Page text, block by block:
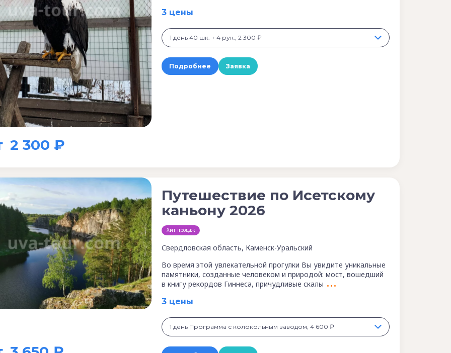
2 300 ₽
3 цены
1 день 40 шк. + 4 рук., 2 300 ₽
Подробнее Заявка
Путешествие по Исетскому
каньону 2026
Хит продаж
Свердловская область, Каменск-Уральский
Во время этой увлекательной прогулки Вы увидите уникальные
памятники, созданные человеком и природой: мост, вошедший
в книгу рекордов Гиннеса, причудливые скалы
3 цены
1 день Программа с колокольным заводом, 4 600 ₽